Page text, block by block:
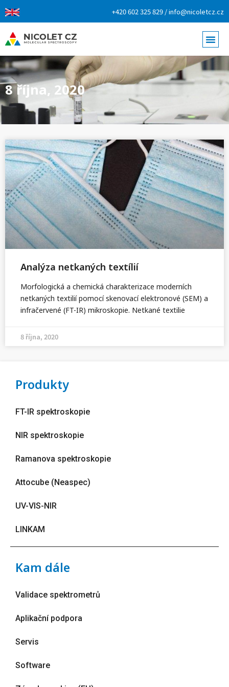
+420 602 325 829 / info@nicoletcz.cz
8 října, 2020
Analýza netkaných textílií
Morfologická a chemická charakterizace moderních
netkaných textilií pomocí skenovací elektronové (SEM) a
infračervené (FT-IR) mikroskopie. Netkané textilie
8 října, 2020
Produkty
FT-IR spektroskopie
NIR spektroskopie
Ramanova spektroskopie
Attocube (Neaspec)
UV-VIS-NIR
LINKAM
Kam dále
Validace spektrometrů
Aplikační podpora
Servis
Software